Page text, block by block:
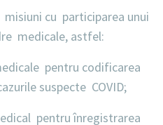
misiuni cu participarea unui
medicale, astfel:
pentru codificarea
suspecte COVID;
pentru înregistrarea